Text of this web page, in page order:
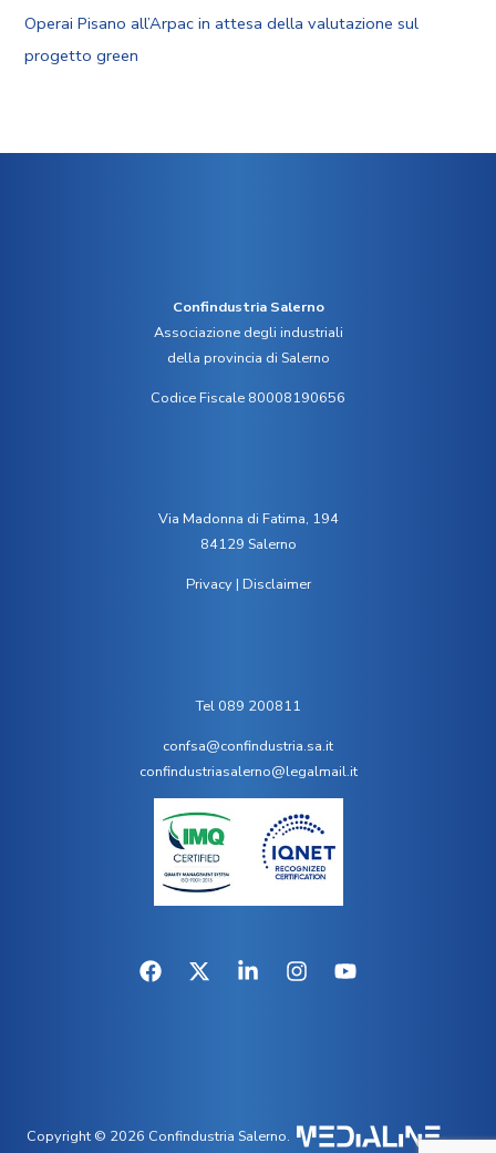
Operai Pisano all’Arpac in attesa della valutazione sul
progetto green
Confindustria Salerno
Associazione degli industriali
della provincia di Salerno
Codice Fiscale 80008190656
Via Madonna di Fatima, 194
84129 Salerno
Privacy| Disclaimer
Tel 089 200811
confsa@confindustria.sa.it
confindustriasalerno@legalmail.it
Copyright © 2026 Confindustria Salerno.